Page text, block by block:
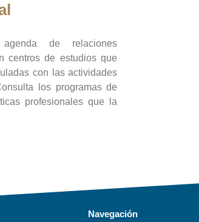
de relaciones
centros de estudios que
con las actividades
los programas de
profesionales que la
Navegación